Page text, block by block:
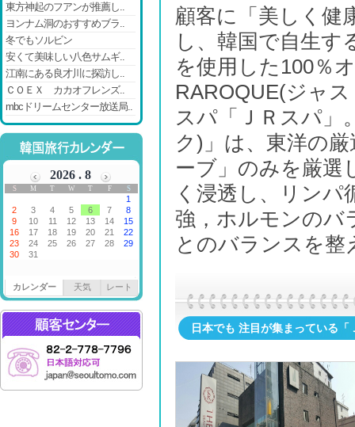
東方神起のフアンが推薦し..
ヨンナム洞のおすすめブラ..
冬でもソルビン
安くて美味しい八色サムギ..
江南にある良才川に探訪し..
ＣＯＥＸ カカオフレンズ..
mbcドリームセンター放送局..
カレンダー 天気 レート
顧客に「美しく健
し、韓国で自生す
を使用した100％
RAROQUE(ジャ
スパ「ＪＲスパ」
ク)」は、東洋の
ーブ」のみを厳選
く浸透し、リンパ
強，ホルモンのバ
とのバランスを整
日本でも 注目が集まっている